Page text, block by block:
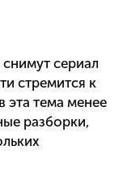
сериал
стремится к
эта тема менее
разборки,